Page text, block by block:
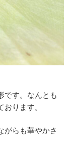
です。なんとも
ります。
がらも華やかさ